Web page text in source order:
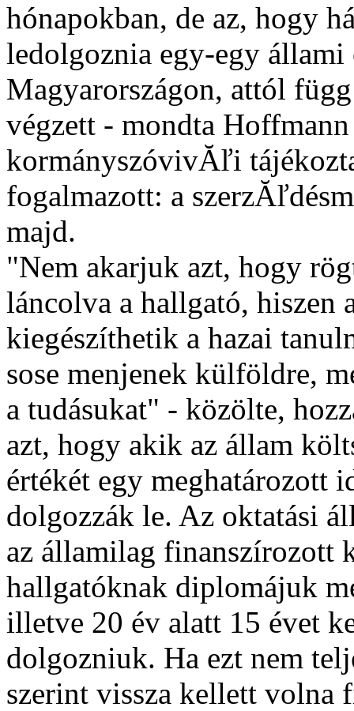
hónapokban, de az, hogy
ledolgoznia egy-egy
Magyarországon, attól
végzett - mondta
kormányszóvivĂľi
fogalmazott: a
majd.
"Nem akarjuk azt, hogy
láncolva a hallgató,
kiegészíthetik a hazai
sose menjenek külföldre,
a tudásukat" - közölte,
azt, hogy akik az állam
értékét egy meghatározott
dolgozzák le. Az oktatási
az államilag finanszírozott
hallgatóknak diplomájuk
illetve 20 év alatt 15 évet
dolgozniuk. Ha ezt nem
szerint vissza kellett volna